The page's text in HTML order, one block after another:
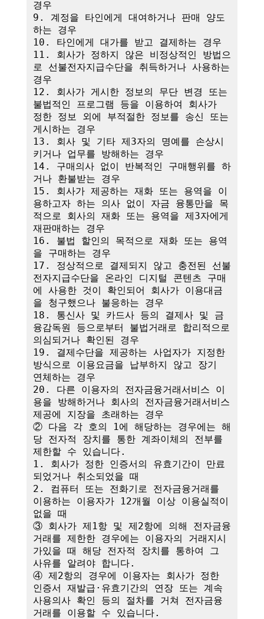
경우
9. 계정을 타인에게 대여하거나 판매 양도
하는 경우
10. 타인에게 대가를 받고 결제하는 경우
11. 회사가 정하지 않은 비정상적인 방법으
로 선불전자지급수단을 취득하거나 사용하는
경우
12. 회사가 게시한 정보의 무단 변경 또는
불법적인 프로그램 등을 이용하여 회사가
정한 정보 외에 부적절한 정보를 송신 또는
게시하는 경우
13. 회사 및 기타 제3자의 명예를 손상시
키거나 업무를 방해하는 경우
14. 구매의사 없이 반복적인 구매행위를 하
거나 환불받는 경우
15. 회사가 제공하는 재화 또는 용역을 이
용하고자 하는 의사 없이 자금 융통만을 목
적으로 회사의 재화 또는 용역을 제3자에게
재판매하는 경우
16. 불법 할인의 목적으로 재화 또는 용역
을 구매하는 경우
17. 정상적으로 결제되지 않고 충전된 선불
전자지급수단을 온라인 디지털 콘텐츠 구매
에 사용한 것이 확인되어 회사가 이용대금
을 청구했으나 불응하는 경우
18. 통신사 및 카드사 등의 결제사 및 금
융감독원 등으로부터 불법거래로 합리적으로
의심되거나 확인된 경우
19. 결제수단을 제공하는 사업자가 지정한
방식으로 이용요금을 납부하지 않고 장기
연체하는 경우
20. 다른 이용자의 전자금융거래서비스 이
용을 방해하거나 회사의 전자금융거래서비스
제공에 지장을 초래하는 경우
② 다음 각 호의 1에 해당하는 경우에는 해
당 전자적 장치를 통한 계좌이체의 전부를
제한할 수 있습니다.
1. 회사가 정한 인증서의 유효기간이 만료
되었거나 취소되었을 때
2. 컴퓨터 또는 전화기로 전자금융거래를
이용하는 이용자가 12개월 이상 이용실적이
없을 때
③ 회사가 제1항 및 제2항에 의해 전자금융
거래를 제한한 경우에는 이용자의 거래지시
가있을 때 해당 전자적 장치를 통하여 그
사유를 알려야 합니다.
④ 제2항의 경우에 이용자는 회사가 정한
인증서 재발급·유효기간의 연장 또는 계속
사용의사 확인 등의 절차를 거쳐 전자금융
거래를 이용할 수 있습니다.